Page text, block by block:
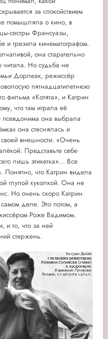
за спокойствием
помышляла о кино, в
сестры Франсуазы,
и грезила кинематографом.
она старательно
читала. Но судьба не
Дорлеак, режиссёр
пятнадцатилетнюю
фильма «Котята», и Катрин
что там играла её
псевдонима она выбрала
она стеснялась и
внешности. «Очень
Представьте себе
лишь этикетка»... Все
Понятно, что Катрин видела
глупой куколкой. Она не
Но очень скоро Катрин
деле. Это потом, а
Роже Вадимом.
и то, что за ней
стержень.